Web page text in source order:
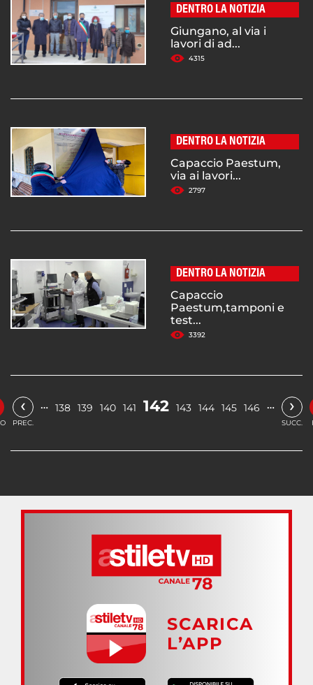
DENTRO LA NOTIZIA
Giungano, al via i
lavori di ad...
4315
DENTRO LA NOTIZIA
Capaccio Paestum,
via ai lavori...
2797
DENTRO LA NOTIZIA
Capaccio
Paestum,tamponi e
test...
3392
‹
PREC.
… 138 139 140 141 142 143 144 145 146 … ›
SUCC.
SCARICA
L’APP